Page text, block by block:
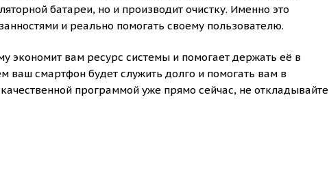
батареи, но и производит очистку. Именно это
и реально помогать своему пользователю.
экономит вам ресурс системы и помогает держать её в
ваш смартфон будет служить долго и помогать вам в
программой уже прямо сейчас, не откладывайте